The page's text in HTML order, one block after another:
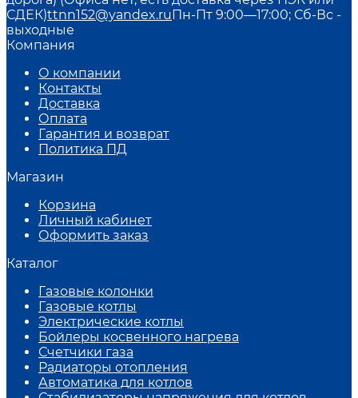
СДЕК)ttnn152@yandex.ruПн-Пт 9:00—17:00; Сб-Вс -
выходные
Компания
О компании
Контакты
Доставка
Оплата
Гарантия и возврат
Политика ПД
Магазин
Корзина
Личный кабинет
Оформить заказ
Каталог
Газовые колонки
Газовые котлы
Электрические котлы
Бойлеры косвенного нагрева
Счетчики газа
Радиаторы отопления
Автоматика для котлов